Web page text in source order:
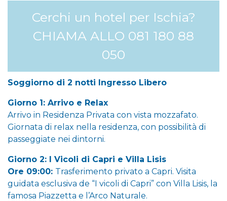
Cerchi un hotel per Ischia?
CHIAMA ALLO 081 180 88
050
Soggiorno di 2 notti Ingresso Libero
Giorno 1: Arrivo e Relax
Arrivo in Residenza Privata con vista mozzafato.
Giornata di relax nella residenza, con possibilità di
passeggiate nei dintorni.
Giorno 2: I Vicoli di Capri e Villa Lisis
Ore 09:00: Trasferimento privato a Capri. Visita
guidata esclusiva de “I vicoli di Capri” con Villa Lisis, la
famosa Piazzetta e l’Arco Naturale.